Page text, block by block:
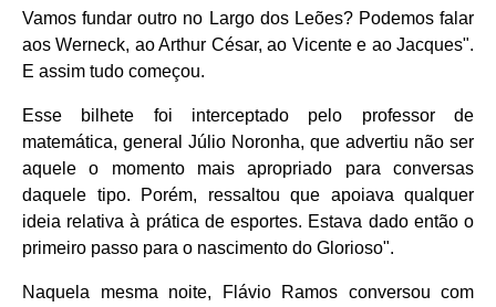
Vamos fundar outro no Largo dos Leões? Podemos falar
aos Werneck, ao Arthur César, ao Vicente e ao Jacques".
E assim tudo começou.
Esse bilhete foi interceptado pelo professor de
matemática, general Júlio Noronha, que advertiu não ser
aquele o momento mais apropriado para conversas
daquele tipo. Porém, ressaltou que apoiava qualquer
ideia relativa à prática de esportes. Estava dado então o
primeiro passo para o nascimento do Glorioso".
Naquela mesma noite, Flávio Ramos conversou com